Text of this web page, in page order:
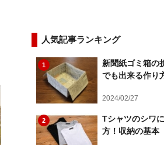
人気記事ランキング
1
新聞紙ゴミ箱の
でも出来る作り
2024/02/27
2
Tシャツのシワ
方！収納の基本